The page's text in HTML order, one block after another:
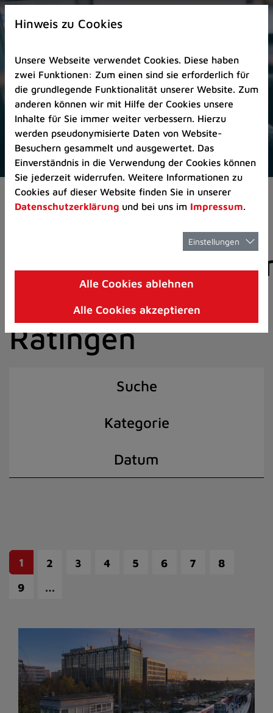
Zur
Startseite
Zum
Seitenanfang
springen
(Schnelltaste
A)
Zur
Navigation/Menü
springen
(Schnelltaste
M)
Zur
8)
I)
Aktuelles Pressemitteilungen
der Stadt
Ratingen
Suche
Kategorie
Datum
1 2 3 4 5 6 7
8
9
…
Hinweis zu Cookies
Unsere Webseite verwendet Cookies. Diese haben
zwei Funktionen: Zum einen sind sie erforderlich für
die grundlegende Funktionalität unserer Website. Zum
anderen können wir mit Hilfe der Cookies unsere
Inhalte für Sie immer weiter verbessern. Hierzu
werden pseudonymisierte Daten von Website-
Besuchern gesammelt und ausgewertet. Das
Einverständnis in die Verwendung der Cookies können
Sie jederzeit widerrufen. Weitere Informationen zu
Cookies auf dieser Website finden Sie in unserer
Datenschutzerklärung und bei uns im Impressum.
Einstellungen
Alle Cookies ablehnen
Alle Cookies akzeptieren